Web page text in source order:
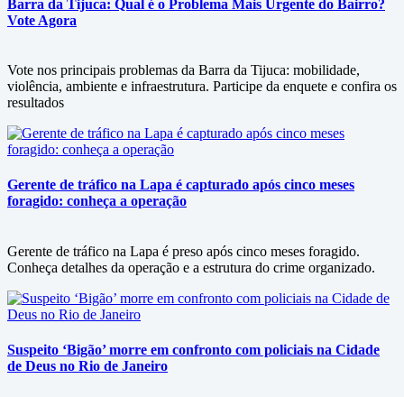
Barra da Tijuca: Qual é o Problema Mais Urgente do Bairro?
Vote Agora
Vote nos principais problemas da Barra da Tijuca: mobilidade,
violência, ambiente e infraestrutura. Participe da enquete e confira os
resultados
Gerente de tráfico na Lapa é capturado após cinco meses
foragido: conheça a operação
Gerente de tráfico na Lapa é preso após cinco meses foragido.
Conheça detalhes da operação e a estrutura do crime organizado.
Suspeito ‘Bigão’ morre em confronto com policiais na Cidade
de Deus no Rio de Janeiro